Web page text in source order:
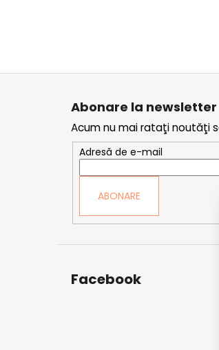
Abonare la newsletter
Acum nu mai rataţi noutăţi
Adresă de e-mail
ABONARE
Facebook